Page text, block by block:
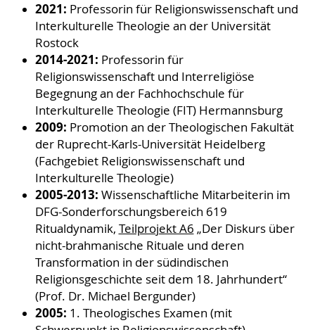
2021: Professorin für Religionswissenschaft und
Interkulturelle Theologie an der Universität
Rostock
2014-2021: Professorin für
Religionswissenschaft und Interreligiöse
Begegnung an der Fachhochschule für
Interkulturelle Theologie (FIT) Hermannsburg
2009: Promotion an der Theologischen Fakultät
der Ruprecht-Karls-Universität Heidelberg
(Fachgebiet Religionswissenschaft und
Interkulturelle Theologie)
2005-2013: Wissenschaftliche Mitarbeiterin im
DFG-Sonderforschungsbereich 619
Ritualdynamik, Teilprojekt A6 „Der Diskurs über
nicht-brahmanische Rituale und deren
Transformation in der südindischen
Religionsgeschichte seit dem 18. Jahrhundert“
(Prof. Dr. Michael Bergunder)
2005: 1. Theologisches Examen (mit